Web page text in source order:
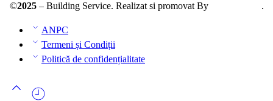
©2025– Building Service. Realizat si promovat By .
ANPC
Termeni și Condiții
Politică de confidențialitate